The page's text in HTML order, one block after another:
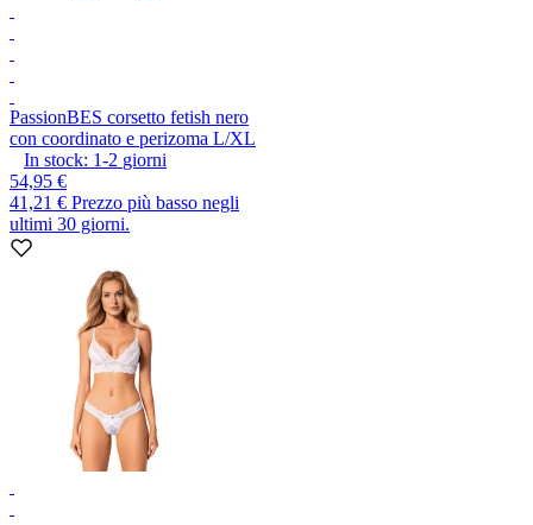
PassionBES corsetto fetish nero
con coordinato e perizoma L/XL
In stock: 1-2 giorni
54,95 €
41,21 € Prezzo più basso negli
ultimi 30 giorni.